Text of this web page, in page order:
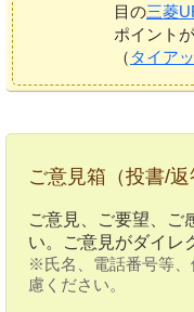
目の三菱
ポイント
（ タイア
ご意見箱（投書/返
ご意見、ご要望、ご
い。ご意見がダイレ
※氏名、電話番号等、
慮ください。